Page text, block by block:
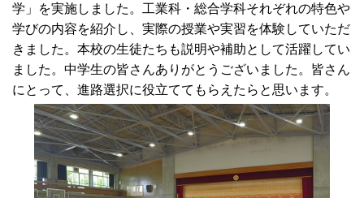
学」を実施しました。工業科・総合学科それぞれの特色や
学びの内容を紹介し、実際の授業や実習を体験していただ
きました。本校の生徒たちも説明や補助として活躍してい
ました。中学生の皆さんありがとうございました。皆さん
にとって、進路選択に役立ててもらえたらと思います。